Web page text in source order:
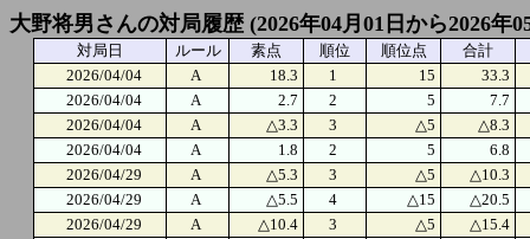
大野将男さんの対局履歴 (2026年04月01日から2026年
対局日 ルール 素点 順位 順位点
合計
2026/04/04
A 18.3 1 15
33.3
2026/04/04
A 2.7 2 5
7.7
2026/04/04
A △3.3 3 △5
△8.3
2026/04/04
A 1.8 2 5
6.8
2026/04/29
A △5.3 3 △5
△10.3
2026/04/29
A △5.5 4 △15
△20.5
2026/04/29
A △10.4 3 △5
△15.4